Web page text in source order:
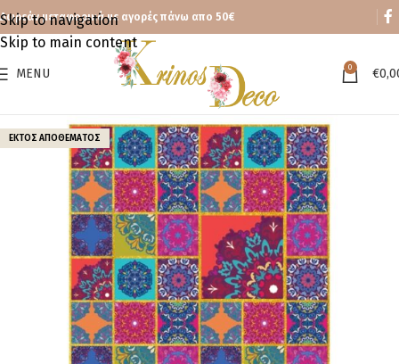
Skip to navigation
Skip to main content
Δωρεάν μεταφορικά με αγορές πάνω απο 50€
MENU 0 €
ΕΚΤΌΣ ΑΠΟΘΈΜΑΤΟΣ